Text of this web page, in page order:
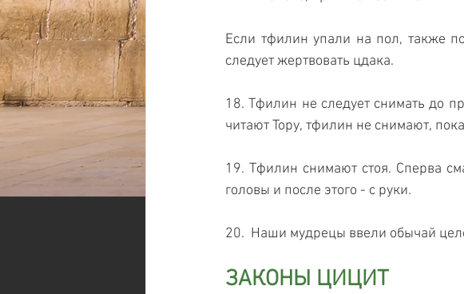
Если тфилин упали на пол, также
следует жертвовать цдака.
18. Тфилин не следует снимать до
читают Тору, тфилин не снимают,
19. Тфилин снимают стоя. Сперва
головы и после этого - с руки.
20.  Наши мудрецы ввели обычай
ЗАКОНЫ ЦИЦИТ